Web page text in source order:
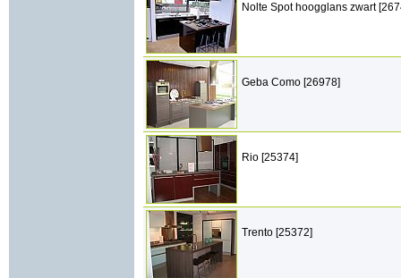
Nolte Spot hoogglans zwart
Geba Como [26978]
Rio [25374]
Trento [25372]